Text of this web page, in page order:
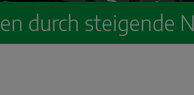
durch steigende